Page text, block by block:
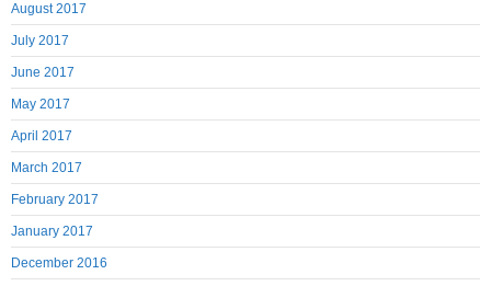
August 2017
July 2017
June 2017
May 2017
April 2017
March 2017
February 2017
January 2017
December 2016